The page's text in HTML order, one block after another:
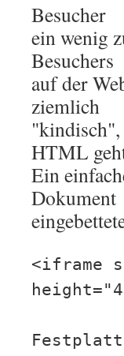
Besucher
ein wenig
Besuchers
auf der
ziemlich
"kindisch",
HTML
Ein
Dokument
<iframe